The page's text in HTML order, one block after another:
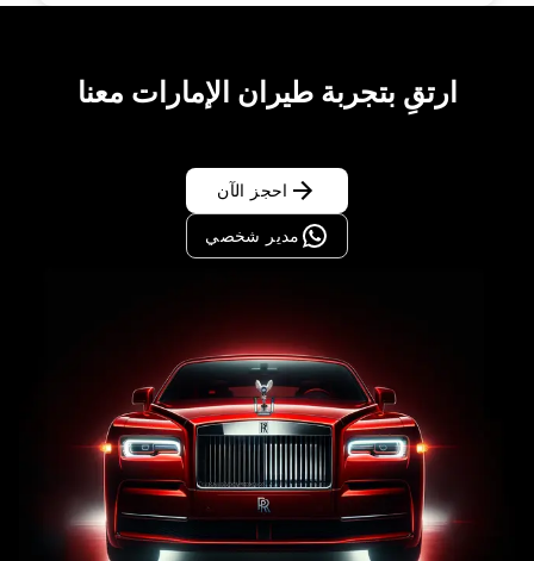
ارتقِ بتجربة طيران الإمارات معنا
احجز الآن
مدير شخصي